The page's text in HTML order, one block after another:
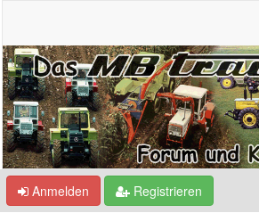
Anmelden Registrieren